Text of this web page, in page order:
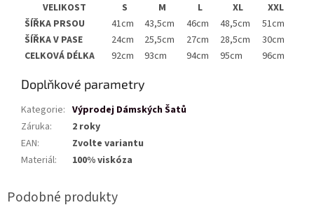
VELIKOST S M L XL
XXL
ŠÍŘKA PRSOU
41cm 43,5cm 46cm 48,5cm
51cm
ŠÍŘKA V PASE
24cm 25,5cm 27cm 28,5cm
30cm
CELKOVÁ DÉLKA
92cm 93cm 94cm 95cm 96cm
Doplňkové parametry
Kategorie: Výprodej Dámských Šatů
Záruka:
2 roky
EAN:
Zvolte variantu
Materiál: 100% viskóza